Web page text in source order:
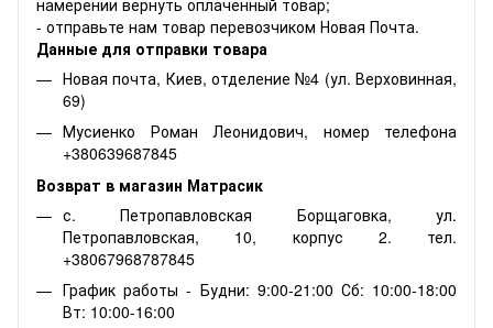
- отправьте нам товар перевозчиком Новая Почта.
Данные для отправки товара
Новая почта, Киев, отделение №4 (ул. Верховинная,
69)
Мусиенко Роман Леонидович, номер телефона
+380639687845
Возврат в магазин Матрасик
с. Петропавловская Борщаговка, ул.
Петропавловская, 10, корпус 2. тел.
+38067968787845
График работы - Будни: 9:00-21:00 Сб: 10:00-18:00
Вт: 10:00-16:00